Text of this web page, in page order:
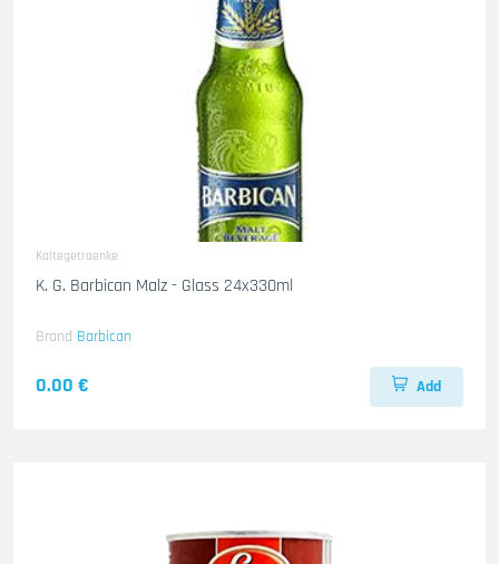
Kaltegetraenke
K. G. Barbican Malz - Glass 24x330ml
Brand Barbican
0.00 € Add